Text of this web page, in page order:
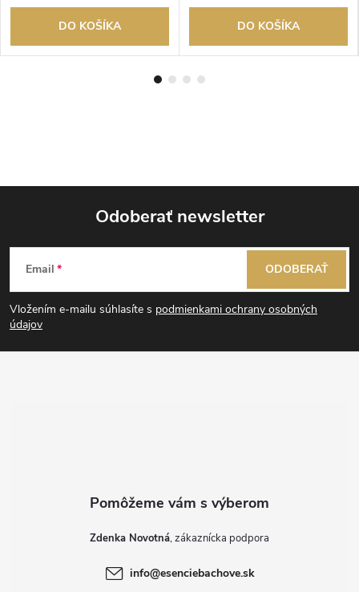
DO KOŠÍKA DO KOŠÍKA
Z
á
p
Odoberať newsletter
Email
Vložením e-mailu súhlasíte s podmienkami ochrany osobných
údajov
ODOBERAŤ
Zdenka Novotná
info@esenciebachove.sk